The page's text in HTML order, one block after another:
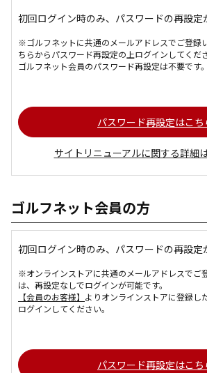
初回ログイン時のみ、パスワードの再設定
※ゴルフネットに共通のメールアドレスでご登録
ちらからパスワード再設定の上ログインしてくださ
ゴルフネット会員のパスワード再設定は不要です。
パスワード再設定はこち
サイトリニューアルに関する詳
ゴルフネット会員の方
初回ログイン時のみ、パスワードの再設定
※オンラインストアに共通のメールアドレスでご
は、再設定なしでログインが可能です。
【会員のお客様】 よりオンラインストアに登録し
ログインしてください。
パスワード再設定はこち